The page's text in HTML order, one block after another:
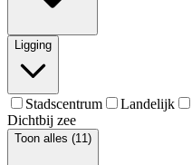
Ligging
Stadscentrum Landelijk
Dichtbij zee
Toon alles (11)